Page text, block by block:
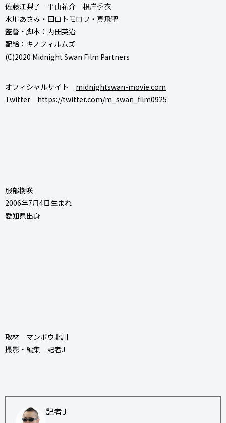
佐藤江梨子 平山祐介 根岸季衣
水川あさみ・田口トモロヲ・真飛聖
監督・脚本：内田英治
配給：キノフィルムズ
(C)2020 Midnight Swan Film Partners
オフィシャルサイト midnightswan-movie.com
Twitter https://twitter.com/m_swan_film0925
服部樹咲
2006年7月4日生まれ
愛知県出身
取材 マンボウ北川
撮影・編集 記者J
記者J